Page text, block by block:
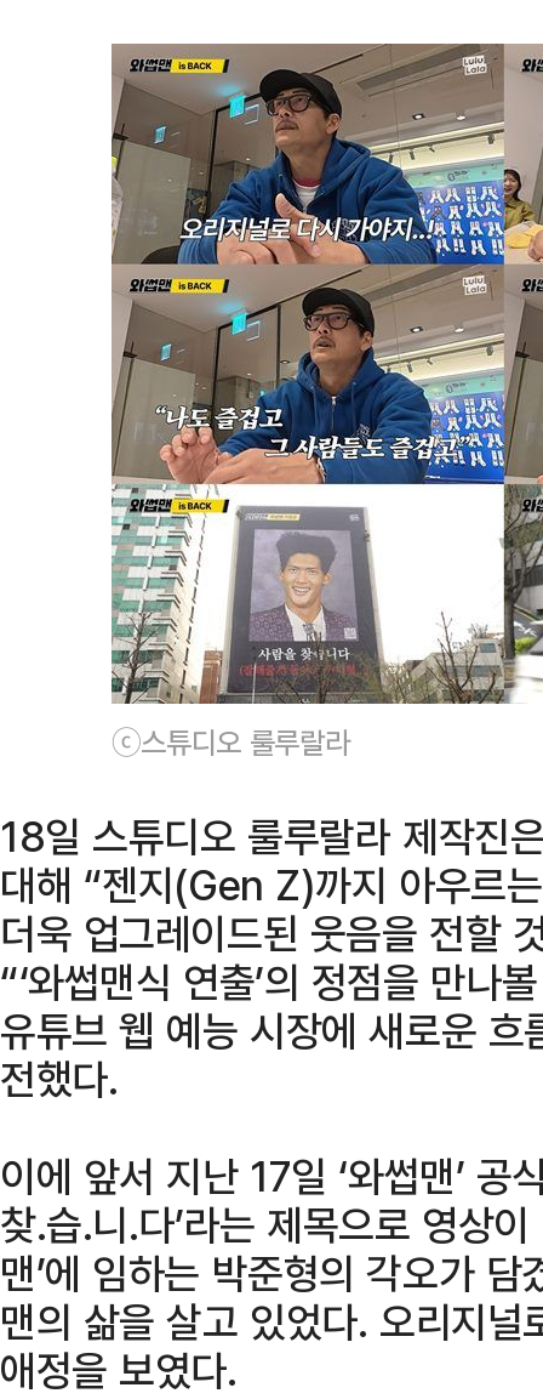
ⓒ스튜디오 룰루랄라
18일 스튜디오 룰루랄라 제작진
대해 “젠지(Gen Z)까지 아우르
더욱 업그레이드된 웃음을 전할
“‘와썹맨식 연출’의 정점을 만나
유튜브 웹 예능 시장에 새로운
전했다.
이에 앞서 지난 17일 ‘와썹맨’ 공
찾.습.니.다’라는 제목으로 영상
맨’에 임하는 박준형의 각오가
맨의 삶을 살고 있었다. 오리지
애정을 보였다.